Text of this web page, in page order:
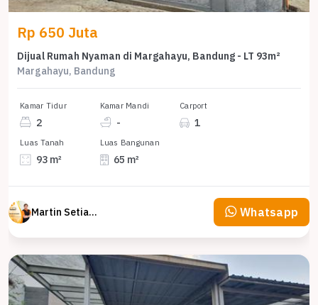
Rp 650 Juta
Dijual Rumah Nyaman di Margahayu, Bandung - LT 93m²
Margahayu, Bandung
Kamar Tidur
2
Kamar Mandi
-
Carport
1
Luas Tanah
93 m²
Luas Bangunan
65 m²
Martin Setiawan Tjandra Whatsapp